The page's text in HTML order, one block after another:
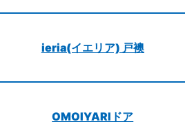
ieria(イエリア) 戸襖
OMOIYARIドア